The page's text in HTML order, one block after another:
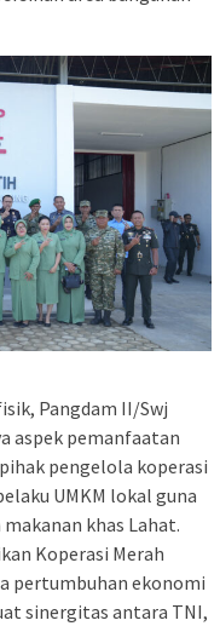
Pangdam II/Swj
aspek pemanfaatan
pengelola koperasi
UMKM lokal guna
khas Lahat.
Koperasi Merah
pertumbuhan ekonomi
sinergitas antara TNI,